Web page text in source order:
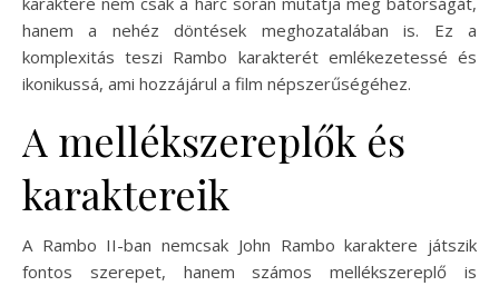
hanem a nehéz döntések meghozatalában is. Ez a
komplexitás teszi Rambo karakterét emlékezetessé és
ikonikussá, ami hozzájárul a film népszerűségéhez.
A mellékszereplők és
karaktereik
A Rambo II-ban nemcsak John Rambo karaktere játszik
fontos szerepet, hanem számos mellékszereplő is